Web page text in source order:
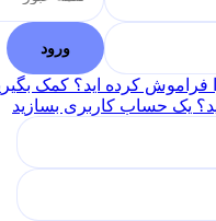
فراموش کرده اید؟ کمک
یک حساب کاربری بسازید